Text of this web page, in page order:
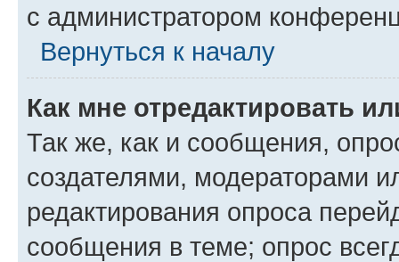
с администратором
Вернуться к началу
Как мне отредактировать
Так же, как и сообщения,
создателями, модераторами
редактирования опроса
сообщения в теме; опрос